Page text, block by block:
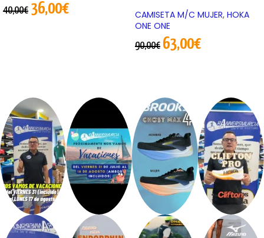
40,00€ 36,00€ CAMISETA M/C MUJER, HOKA
ONE ONE
90,00€ 63,00€